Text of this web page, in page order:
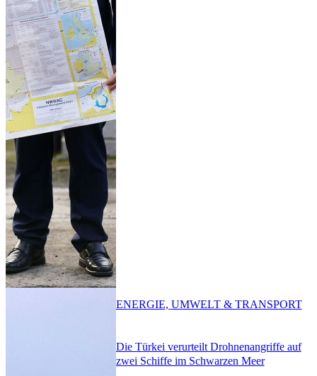
Die Türkei verurteilt Drohnenangriffe auf
zwei Schiffe im Schwarzen Meer
ENERGIE, UMWELT & TRANSPORT